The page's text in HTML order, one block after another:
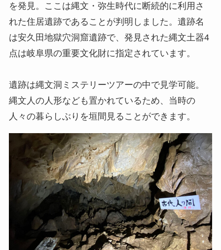
を発見。ここは縄文・弥生時代に断続的に利用さ
れた住居遺跡であることが判明しました。遺跡名
は安久田地獄穴洞窟遺跡で、発見された縄文土器4
点は岐阜県の重要文化財に指定されています。
遺跡は縄文洞ミステリーツアーの中で見学可能。
縄文人の人形なども置かれているため、当時の
人々の暮らしぶりを垣間見ることができます。